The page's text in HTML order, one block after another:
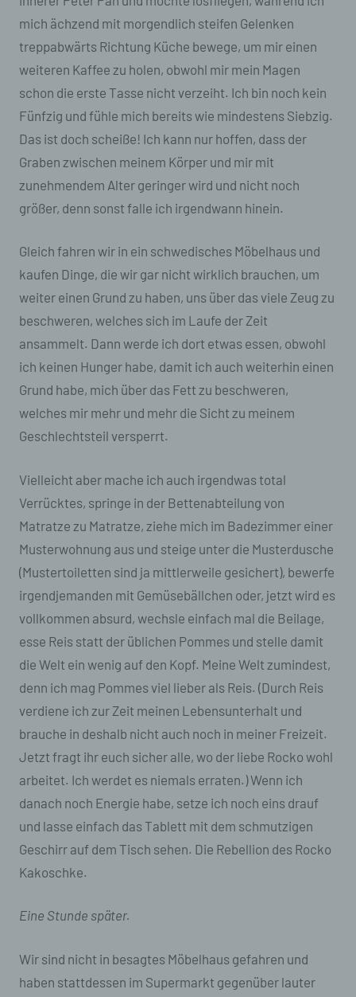
mich ächzend mit morgendlich steifen Gelenken
treppabwärts Richtung Küche bewege, um mir einen
weiteren Kaffee zu holen, obwohl mir mein Magen
schon die erste Tasse nicht verzeiht. Ich bin noch kein
Fünfzig und fühle mich bereits wie mindestens Siebzig.
Das ist doch scheiße! Ich kann nur hoffen, dass der
Graben zwischen meinem Körper und mir mit
zunehmendem Alter geringer wird und nicht noch
größer, denn sonst falle ich irgendwann hinein.
Gleich fahren wir in ein schwedisches Möbelhaus und
kaufen Dinge, die wir gar nicht wirklich brauchen, um
weiter einen Grund zu haben, uns über das viele Zeug zu
beschweren, welches sich im Laufe der Zeit
ansammelt. Dann werde ich dort etwas essen, obwohl
ich keinen Hunger habe, damit ich auch weiterhin einen
Grund habe, mich über das Fett zu beschweren,
welches mir mehr und mehr die Sicht zu meinem
Geschlechtsteil versperrt.
Vielleicht aber mache ich auch irgendwas total
Verrücktes, springe in der Bettenabteilung von
Matratze zu Matratze, ziehe mich im Badezimmer einer
Musterwohnung aus und steige unter die Musterdusche
(Mustertoiletten sind ja mittlerweile gesichert), bewerfe
irgendjemanden mit Gemüsebällchen oder, jetzt wird es
vollkommen absurd, wechsle einfach mal die Beilage,
esse Reis statt der üblichen Pommes und stelle damit
die Welt ein wenig auf den Kopf. Meine Welt zumindest,
denn ich mag Pommes viel lieber als Reis. (Durch Reis
verdiene ich zur Zeit meinen Lebensunterhalt und
brauche in deshalb nicht auch noch in meiner Freizeit.
Jetzt fragt ihr euch sicher alle, wo der liebe Rocko wohl
arbeitet. Ich werdet es niemals erraten.) Wenn ich
danach noch Energie habe, setze ich noch eins drauf
und lasse einfach das Tablett mit dem schmutzigen
Geschirr auf dem Tisch sehen. Die Rebellion des Rocko
Kakoschke.
Eine Stunde später.
Wir sind nicht in besagtes Möbelhaus gefahren und
haben stattdessen im Supermarkt gegenüber lauter
offengelegt werden, unabhängig davon, ob es
sich bei ihr um einen Dritten handelt oder nicht.
Behörden, die im Rahmen eines bestimmten
Untersuchungsauftrags nach dem Unionsrecht
möglicherweise personenbezogene Daten
erhalten, gelten jedoch nicht als Empfänger.
j) Dritter
Dritter ist eine natürliche oder juristische
Stelle außer der betroffenen Person, dem
den Personen, die unter der unmittelbaren
Auftragsverarbeiters befugt sind, die
personenbezogenen Daten zu verarbeiten.
k) Einwilligung
Einwilligung ist jede von der betroffenen Person
freiwillig für den bestimmten Fall in informierter
Weise und unmissverständlich abgegebene
Willensbekundung in Form einer Erklärung oder
Handlung, mit der die betroffene Person zu
der sie betreffenden personenbezogenen Daten
Name und Anschrift des für die Verarbeitung
Verantwortlicher im Sinne der Datenschutz-
Grundverordnung, sonstiger in den Mitgliedstaaten
der Europäischen Union geltenden
Datenschutzgesetze und anderer Bestimmungen
mit datenschutzrechtlichem Charakter ist die:
Antje Münch-Lieblang
Herrenstraße 17
58119 Hagen
Deutschland
E-Mail: kontakt@gehirnorgasmen.de
Cookies / SessionStorage / LocalStorage
Die Internetseiten verwenden teilweise so
SessionStorage. Dies dient dazu, unser Angebot
eine Technologie, mit welcher ihr Browser Daten
auf Ihrem Computer oder mobilen Gerät
abspeichert. Cookies sind Textdateien, welche